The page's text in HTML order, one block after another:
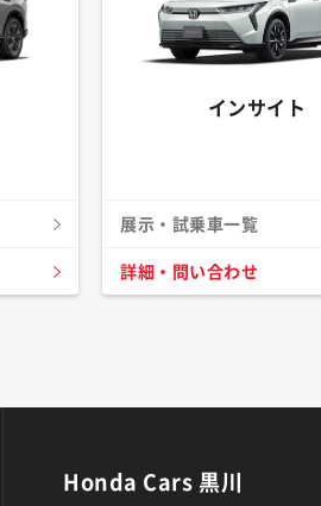
インサイト
展示・試乗車一覧
詳細・問い合わせ
Honda Cars 黒川